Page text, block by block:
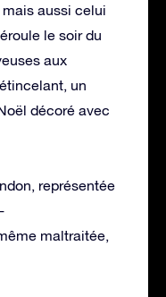
aussi celui
le soir du
aux
un
décoré avec
représentée
maltraitée,